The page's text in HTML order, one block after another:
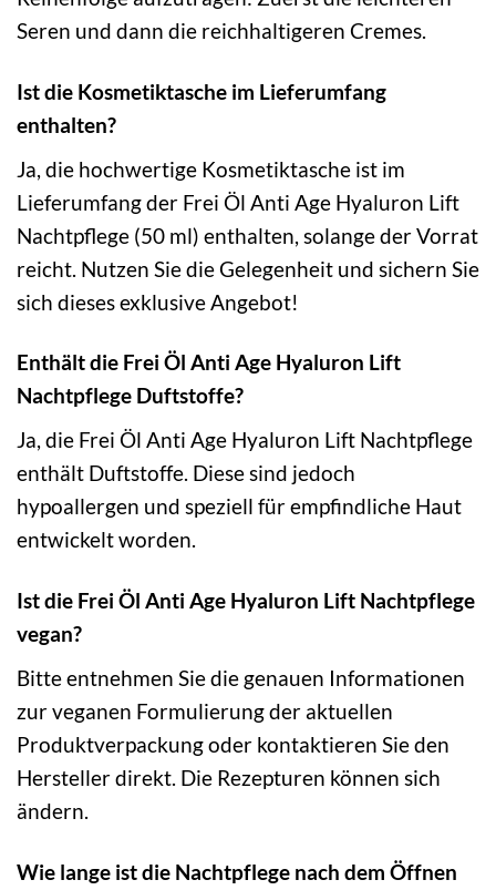
Seren und dann die reichhaltigeren Cremes.
Ist die Kosmetiktasche im Lieferumfang
enthalten?
Ja, die hochwertige Kosmetiktasche ist im
Lieferumfang der Frei Öl Anti Age Hyaluron Lift
Nachtpflege (50 ml) enthalten, solange der Vorrat
reicht. Nutzen Sie die Gelegenheit und sichern Sie
sich dieses exklusive Angebot!
Enthält die Frei Öl Anti Age Hyaluron Lift
Nachtpflege Duftstoffe?
Ja, die Frei Öl Anti Age Hyaluron Lift Nachtpflege
enthält Duftstoffe. Diese sind jedoch
hypoallergen und speziell für empfindliche Haut
entwickelt worden.
Ist die Frei Öl Anti Age Hyaluron Lift Nachtpflege
vegan?
Bitte entnehmen Sie die genauen Informationen
zur veganen Formulierung der aktuellen
Produktverpackung oder kontaktieren Sie den
Hersteller direkt. Die Rezepturen können sich
ändern.
Wie lange ist die Nachtpflege nach dem Öffnen